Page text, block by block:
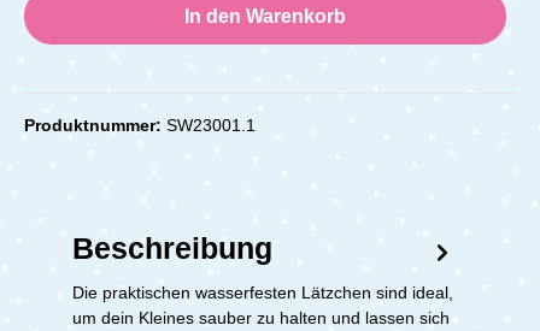
In den Warenkorb
Produktnummer: SW23001.1
Beschreibung
Die praktischen wasserfesten Lätzchen sind ideal,
um dein Kleines sauber zu halten und lassen sich